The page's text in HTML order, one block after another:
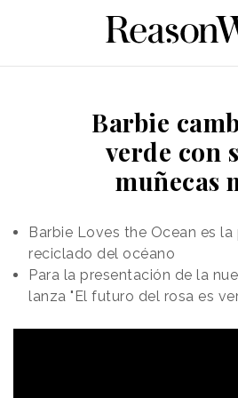
Barbie
verde con
muñecas
Barbie Loves the Ocean es
reciclado del océano
Para la presentación de la
lanza "El futuro del rosa es